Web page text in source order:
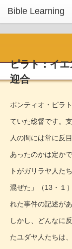
ピラト：イ
迎合
ポンティオ・ピラ
ていた総督です。
人の間には常に反
あったのかは定か
トがガリラヤ人た
混ぜた」（13・１
れた事件の記述があ
しかし、どんなに
たユダヤ人たちは